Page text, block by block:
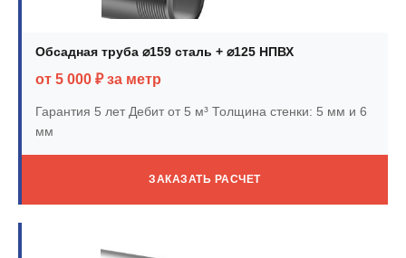
Обсадная труба ⌀159 сталь + ⌀125 НПВХ
от 5 000 ₽ за метр
Гарантия 5 летДебит от 5 м³ Толщина стенки: 5 мм и 6
мм
ЗАКАЗАТЬ РАСЧЕТ